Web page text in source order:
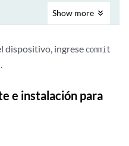
profile http-redirect;
11/1/0.1;
11/1/0.2;
Show more
dispositivo, ingrese commit
e instalación para